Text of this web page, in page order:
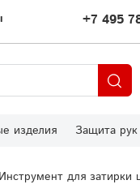
+7 495
изделия Защита рук
Инструмент для затирки